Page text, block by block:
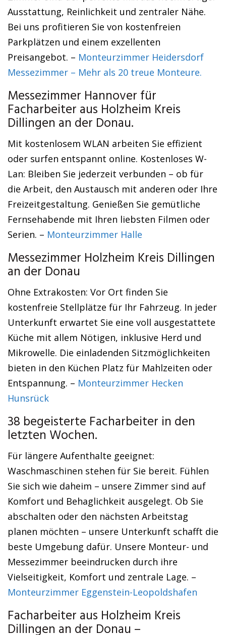
Ausstattung, Reinlichkeit und zentraler Nähe.
Bei uns profitieren Sie von kostenfreien
Parkplätzen und einem exzellenten
Preisangebot. – Monteurzimmer Heidersdorf
Messezimmer – Mehr als 20 treue Monteure.
Messezimmer Hannover für
Facharbeiter aus Holzheim Kreis
Dillingen an der Donau.
Mit kostenlosem WLAN arbeiten Sie effizient
oder surfen entspannt online. Kostenloses W-
Lan: Bleiben Sie jederzeit verbunden – ob für
die Arbeit, den Austausch mit anderen oder Ihre
Freizeitgestaltung. Genießen Sie gemütliche
Fernsehabende mit Ihren liebsten Filmen oder
Serien. – Monteurzimmer Halle
Messezimmer Holzheim Kreis Dillingen
an der Donau
Ohne Extrakosten: Vor Ort finden Sie
kostenfreie Stellplätze für Ihr Fahrzeug. In jeder
Unterkunft erwartet Sie eine voll ausgestattete
Küche mit allem Nötigen, inklusive Herd und
Mikrowelle. Die einladenden Sitzmöglichkeiten
bieten in den Küchen Platz für Mahlzeiten oder
Entspannung. – Monteurzimmer Hecken
Hunsrück
38 begeisterte Facharbeiter in den
letzten Wochen.
Für längere Aufenthalte geeignet:
Waschmaschinen stehen für Sie bereit. Fühlen
Sie sich wie daheim – unsere Zimmer sind auf
Komfort und Behaglichkeit ausgelegt. Ob Sie
abschalten oder den nächsten Arbeitstag
planen möchten – unsere Unterkunft schafft die
beste Umgebung dafür. Unsere Monteur- und
Messezimmer beeindrucken durch ihre
Vielseitigkeit, Komfort und zentrale Lage. –
Monteurzimmer Eggenstein-Leopoldshafen
Facharbeiter aus Holzheim Kreis
Dillingen an der Donau –